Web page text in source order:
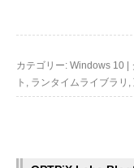
カテゴリー: Windows 10 |
ト , ランタイムライブラリ ,